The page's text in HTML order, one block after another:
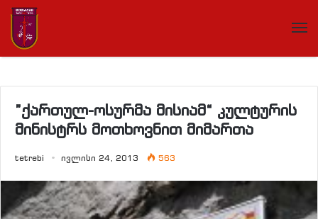
”ქართულ-ოსურმა მისიამ“ კულტურის
მინისტრს მოთხოვნით მიმართა
tetrebi ივლისი 24, 2013 563